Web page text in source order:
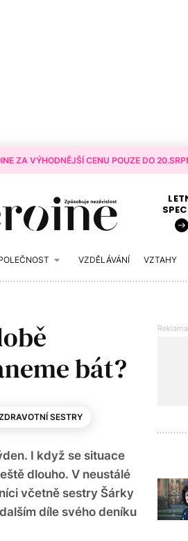
ZA VÝHODNĚJŠÍ CENU POUZE DO
VZDĚLÁVÁNÍ VZTAHY
bát?
SESTRY
I když se situace
dlouho. V neustálé
včetně sestry Šárky
díle svého deníku